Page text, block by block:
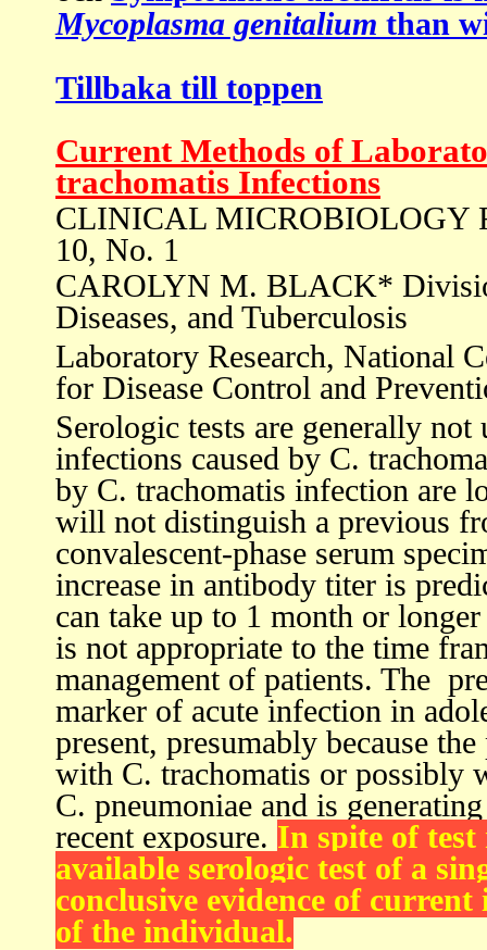
Mycoplasma genitalium than
Tillbaka till toppen
Current Methods of
trachomatis Infections
CLINICAL MICROBIOLOGY
10, No. 1
CAROLYN M. BLACK*
Diseases, and Tuberculosis
Laboratory Research, National
for Disease Control and
Serologic tests are generally
infections caused by C.
by C. trachomatis infection are
will not distinguish a previous
convalescent-phase serum
increase in antibody titer is
can take up to 1 month or
is not appropriate to the time
management of patients. The
marker of acute infection in
present, presumably because
with C. trachomatis or possibly
C. pneumoniae and is
recent exposure. In spite of
available serologic test of a
conclusive evidence of
of the individual.